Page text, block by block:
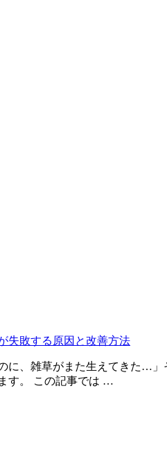
失敗する原因と改善方法
に、雑草がまた生えてきた…
す。 この記事では …